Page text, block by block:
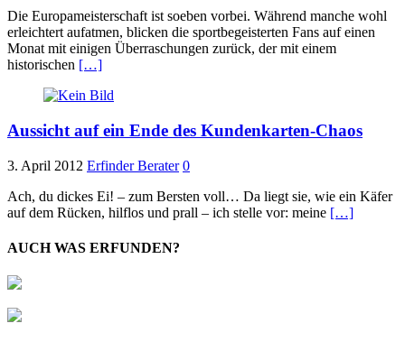
Die Europameisterschaft ist soeben vorbei. Während manche wohl
erleichtert aufatmen, blicken die sportbegeisterten Fans auf einen
Monat mit einigen Überraschungen zurück, der mit einem
historischen […]
Aussicht auf ein Ende des Kundenkarten-Chaos
3. April 2012 Erfinder Berater 0
Ach, du dickes Ei! – zum Bersten voll… Da liegt sie, wie ein Käfer
auf dem Rücken, hilflos und prall – ich stelle vor: meine […]
AUCH WAS ERFUNDEN?